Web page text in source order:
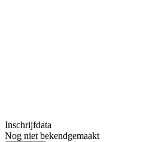
Inschrijfdata
Nog niet bekendgemaakt